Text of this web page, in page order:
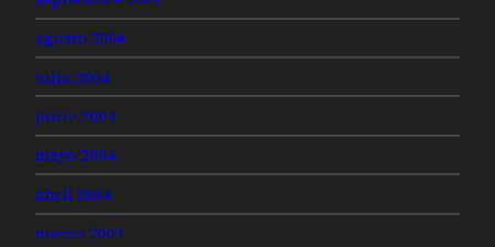
agosto 2004
julio 2004
junio 2004
mayo 2004
abril 2004
marzo 2004